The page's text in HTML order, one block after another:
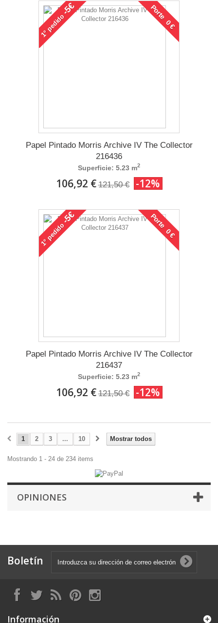
1°
pedido
-5€ Porte 0 €
Papel Pintado Morris Archive IV The Collector
216436
Superficie: 5.23 m2
106,92 € 121,50 € -12%
1°
pedido
-5€ Porte 0 €
Papel Pintado Morris Archive IV The Collector
216437
Superficie: 5.23 m2
106,92 € 121,50 € -12%
Mostrar todos
1 2 3 ... 10
Mostrando 1 - 24 de 234 items
OPINIONES
Boletín
Información